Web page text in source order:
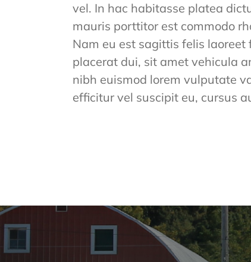
vel. In hac habitasse platea
mauris porttitor est commodo
Nam eu est sagittis felis
placerat dui, sit amet vehicula
nibh euismod lorem vulputate
efficitur vel suscipit eu, cursus